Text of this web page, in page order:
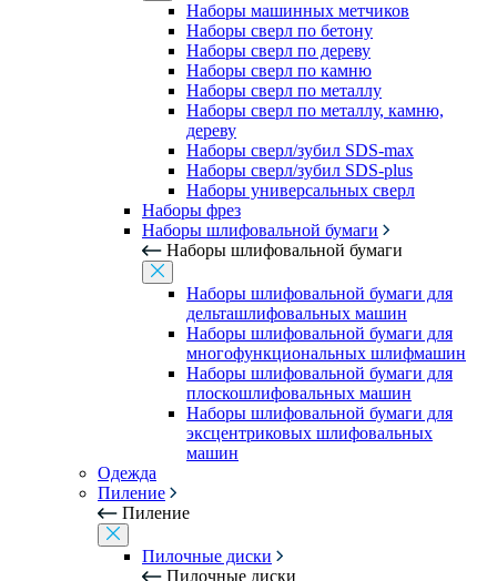
Наборы машинных метчиков
Наборы сверл по бетону
Наборы сверл по дереву
Наборы сверл по камню
Наборы сверл по металлу
Наборы сверл по металлу, камню,
дереву
Наборы сверл/зубил SDS-max
Наборы сверл/зубил SDS-plus
Наборы универсальных сверл
Наборы фрез
Наборы шлифовальной бумаги
Наборы шлифовальной бумаги
Наборы шлифовальной бумаги для
дельташлифовальных машин
Наборы шлифовальной бумаги для
многофункциональных шлифмашин
Наборы шлифовальной бумаги для
плоскошлифовальных машин
Наборы шлифовальной бумаги для
эксцентриковых шлифовальных
машин
Одежда
Пиление
Пиление
Пилочные диски
Пилочные диски